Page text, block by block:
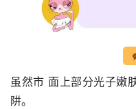
虽然市 面上部分光子嫩
阱。